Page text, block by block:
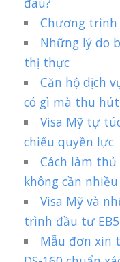
Chương trình
Những lý do
thị thực
Căn hộ dịch
có gì mà thu hút
Visa Mỹ tự
chiếu quyền lực
Cách làm thủ
không cần
Visa Mỹ và
trình đầu tư EB5
Mẫu đơn xin